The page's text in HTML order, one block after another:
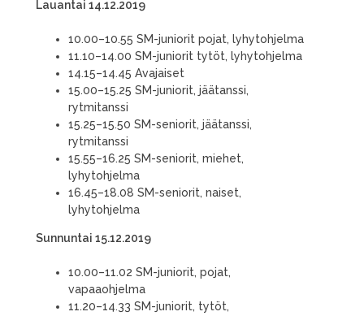
Lauantai 14.12.2019
10.00–10.55 SM-juniorit pojat, lyhytohjelma
11.10–14.00 SM-juniorit tytöt, lyhytohjelma
14.15–14.45 Avajaiset
15.00–15.25 SM-juniorit, jäätanssi,
rytmitanssi
15.25–15.50 SM-seniorit, jäätanssi,
rytmitanssi
15.55–16.25 SM-seniorit, miehet,
lyhytohjelma
16.45–18.08 SM-seniorit, naiset,
lyhytohjelma
Sunnuntai 15.12.2019
10.00–11.02 SM-juniorit, pojat,
vapaaohjelma
11.20–14.33 SM-juniorit, tytöt,